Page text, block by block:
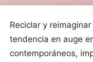
Reciclar y
tendencia en auge
contemporáneos,